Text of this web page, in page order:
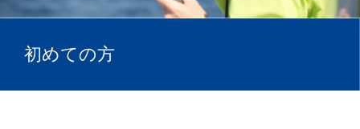
初めての方